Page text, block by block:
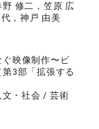
修二，笠原 広
，神戸 由美
ぐ映像制作〜ビ
3部「拡張する
文・社会 / 芸術